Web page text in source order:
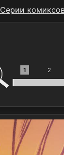
Серии комиксов
1 2